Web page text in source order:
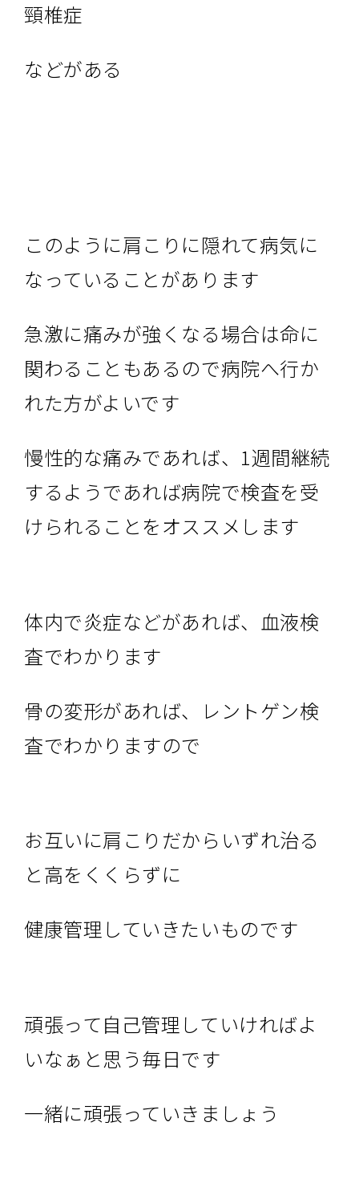
頸椎症
などがある
このように肩こりに隠れて病気に
なっていることがあります
急激に痛みが強くなる場合は命に
関わることもあるので病院へ行か
れた方がよいです
慢性的な痛みであれば、1週間継続
するようであれば病院で検査を受
けられることをオススメします
体内で炎症などがあれば、血液検
査でわかります
骨の変形があれば、レントゲン検
査でわかりますので
お互いに肩こりだからいずれ治る
と高をくくらずに
健康管理していきたいものです
頑張って自己管理していければよ
いなぁと思う毎日です
一緒に頑張っていきましょう